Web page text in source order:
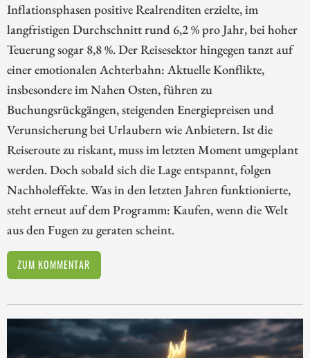
Inflationsphasen positive Realrenditen erzielte, im
langfristigen Durchschnitt rund 6,2 % pro Jahr, bei hoher
Teuerung sogar 8,8 %. Der Reisesektor hingegen tanzt auf
einer emotionalen Achterbahn: Aktuelle Konflikte,
insbesondere im Nahen Osten, führen zu
Buchungsrückgängen, steigenden Energiepreisen und
Verunsicherung bei Urlaubern wie Anbietern. Ist die
Reiseroute zu riskant, muss im letzten Moment umgeplant
werden. Doch sobald sich die Lage entspannt, folgen
Nachholeffekte. Was in den letzten Jahren funktionierte,
steht erneut auf dem Programm: Kaufen, wenn die Welt
aus den Fugen zu geraten scheint.
ZUM KOMMENTAR